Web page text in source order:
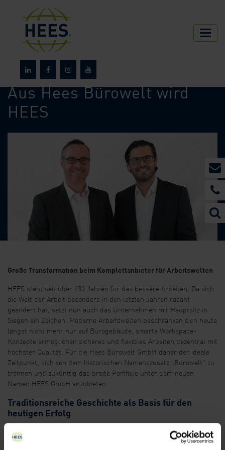
Über HEES News
Aus Hees Bürowelt wird
HEES
Große Transformation beim Komplettanbieter für Arbeitswelten
HEES steht seit über 130 Jahren für das bessere Arbeiten. Da sich
die Welt der Arbeit besonders in den letzten Jahren rasant
geändert hat, setzt nun auch das Unternehmen mit Hauptsitz in
Siegen ein Zeichen. Moderne Arbeitswelten beschränken sich heute
längst nicht mehr nur auf Bürogebäude, smarte Workspace-
Konzepte ermöglichen sicheres und flexibles Arbeiten dezentral mit
höchster Qualität. Für die Hees Bürowelt GmbH daher der ideale
Zeitpunkt, sich von dem historischen Namenszusatz „Bürowelt“ zu
trennen und zukünftig das breite Portfolio unter dem neuen
Namen HEES GmbH anzubieten.
Traditionsreiche Geschichte als Basis für den
heutigen Erfolg
Das in dritter Generation geführte Familienunternehmen steht
heute mit einem Gesamtumsatz von 70 Millionen Euro im